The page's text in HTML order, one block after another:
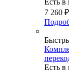
Есть в
7 260 ₽
Есть в